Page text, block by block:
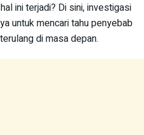
ini terjadi? Di sini, investigasi
untuk mencari tahu penyebab
di masa depan.